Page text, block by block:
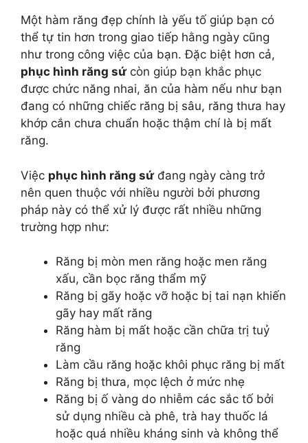
Một hàm răng đẹp chính là yếu tố giúp bạn có
thể tự tin hơn trong giao tiếp hằng ngày cũng
như trong công việc của bạn. Đặc biệt hơn cả,
phục hình răng sứcòn giúp bạn khắc phục
được chức năng nhai, ăn của hàm nếu như bạn
đang có những chiếc răng bị sâu, răng thưa hay
khớp cắn chưa chuẩn hoặc thậm chí là bị mất
răng.
Việc phục hình răng sứđang ngày càng trở
nên quen thuộc với nhiều người bởi phương
pháp này có thể xử lý được rất nhiều những
trường hợp như:
Răng bị mòn men răng hoặc men răng
xấu, cần bọc răng thẩm mỹ
Răng bị gãy hoặc vỡ hoặc bị tai nạn khiến
gãy hay mất răng
Răng hàm bị mất hoặc cần chữa trị tuỷ
răng
Làm cầu răng hoặc khôi phục răng bị mất
Răng bị thưa, mọc lệch ở mức nhẹ
Răng bị ố vàng do nhiễm các sắc tố bởi
sử dụng nhiều cà phê, trà hay thuốc lá
hoặc quá nhiều kháng sinh và không thể